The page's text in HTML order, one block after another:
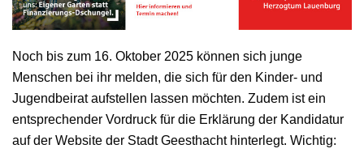
Noch bis zum 16. Oktober 2025 können sich junge
Menschen bei ihr melden, die sich für den Kinder- und
Jugendbeirat aufstellen lassen möchten. Zudem ist ein
entsprechender Vordruck für die Erklärung der Kandidatur
auf der Website der Stadt Geesthacht hinterlegt. Wichtig: